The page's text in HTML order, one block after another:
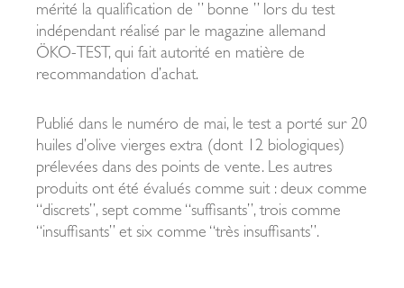
mérité la qualification de ” bonne ” lors du test
indépendant réalisé par le magazine allemand
ÖKO-TEST, qui fait autorité en matière de
recommandation d’achat.
Publié dans le numéro de mai, le test a porté sur 20
huiles d’olive vierges extra (dont 12 biologiques)
prélevées dans des points de vente. Les autres
produits ont été évalués comme suit : deux comme
“discrets”, sept comme “suffisants”, trois comme
“insuffisants” et six comme “très insuffisants”.